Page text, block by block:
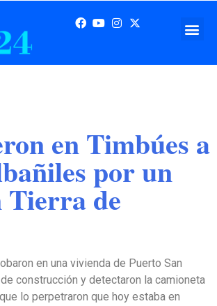
en Timbúes a
por un
Tierra de
en una vivienda de Puerto San
construcción y detectaron la camioneta
lo perpetraron que hoy estaba en